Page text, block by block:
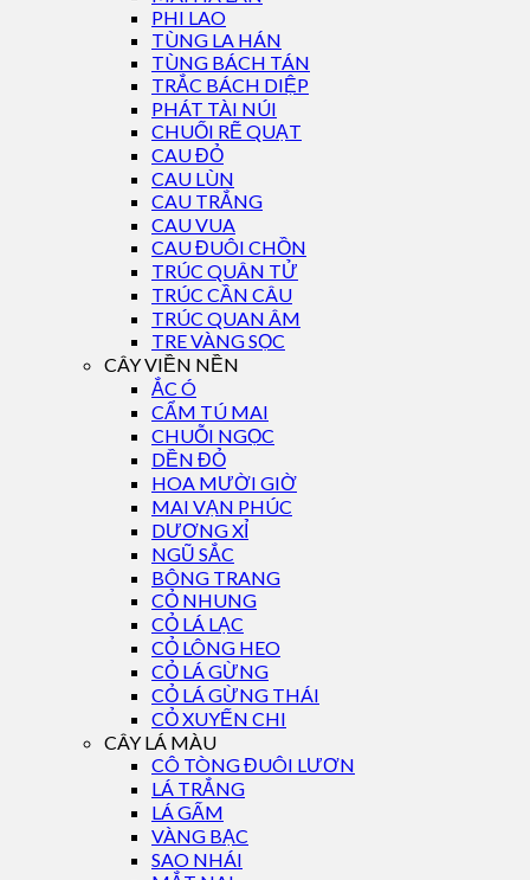
PHI LAO
TÙNG LA HÁN
TÙNG BÁCH TÁN
TRẮC BÁCH DIỆP
PHÁT TÀI NÚI
CHUỐI RẼ QUẠT
CAU ĐỎ
CAU LÙN
CAU TRẮNG
CAU VUA
CAU ĐUÔI CHỒN
TRÚC QUÂN TỬ
TRÚC CẦN CÂU
TRÚC QUAN ÂM
TRE VÀNG SỌC
CÂY VIỀN NỀN
ẮC Ó
CẨM TÚ MAI
CHUỖI NGỌC
DỀN ĐỎ
HOA MƯỜI GIỜ
MAI VẠN PHÚC
DƯƠNG XỈ
NGŨ SẮC
BÔNG TRANG
CỎ NHUNG
CỎ LÁ LẠC
CỎ LÔNG HEO
CỎ LÁ GỪNG
CỎ LÁ GỪNG THÁI
CỎ XUYẾN CHI
CÂY LÁ MÀU
CÔ TÒNG ĐUÔI LƯƠN
LÁ TRẮNG
LÁ GẤM
VÀNG BẠC
SAO NHÁI